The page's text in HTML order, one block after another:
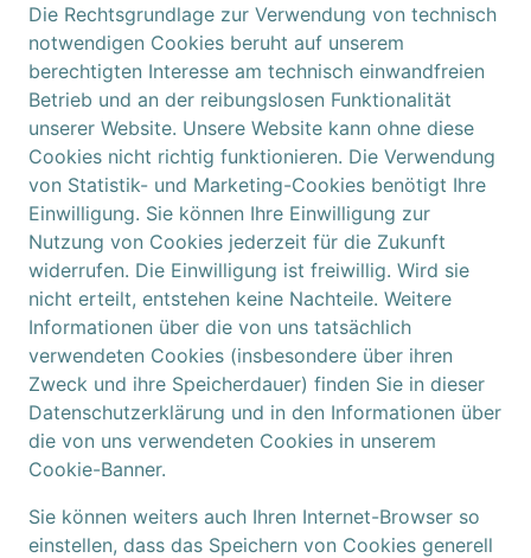
Die Rechtsgrundlage zur Verwendung von technisch
notwendigen Cookies beruht auf unserem
berechtigten Interesse am technisch einwandfreien
Betrieb und an der reibungslosen Funktionalität
unserer Website. Unsere Website kann ohne diese
Cookies nicht richtig funktionieren. Die Verwendung
von Statistik- und Marketing-Cookies benötigt Ihre
Einwilligung. Sie können Ihre Einwilligung zur
Nutzung von Cookies jederzeit für die Zukunft
widerrufen. Die Einwilligung ist freiwillig. Wird sie
nicht erteilt, entstehen keine Nachteile. Weitere
Informationen über die von uns tatsächlich
verwendeten Cookies (insbesondere über ihren
Zweck und ihre Speicherdauer) finden Sie in dieser
Datenschutzerklärung und in den Informationen über
die von uns verwendeten Cookies in unserem
Cookie-Banner.
Sie können weiters auch Ihren Internet-Browser so
einstellen, dass das Speichern von Cookies generell